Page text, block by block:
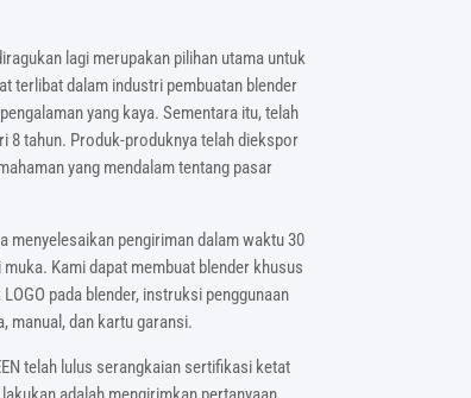
lagi merupakan pilihan utama untuk
terlibat dalam industri pembuatan blender
yang kaya. Sementara itu, telah
8 tahun. Produk-produknya telah diekspor
yang mendalam tentang pasar
menyelesaikan pengiriman dalam waktu 30
Kami dapat membuat blender khusus
pada blender, instruksi penggunaan
manual, dan kartu garansi.
telah lulus serangkaian sertifikasi ketat